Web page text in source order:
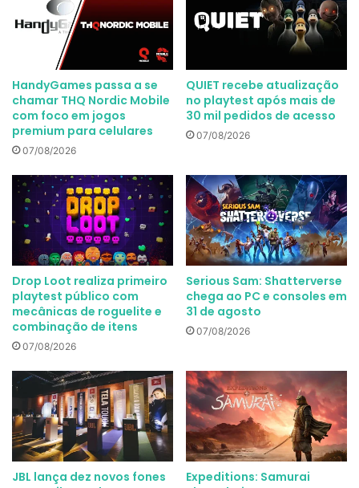
HandyGames passa a se
chamar THQ Nordic Mobile
com foco em jogos
premium para celulares
07/08/2026
QUIET recebe atualização
no playtest após mais de
30 mil pedidos de acesso
07/08/2026
Drop Loot realiza primeiro
playtest público com
mecânicas de roguelite e
combinação de itens
07/08/2026
Serious Sam: Shatterverse
chega ao PC e consoles em
31 de agosto
07/08/2026
JBL lança dez novos fones
Expeditions: Samurai